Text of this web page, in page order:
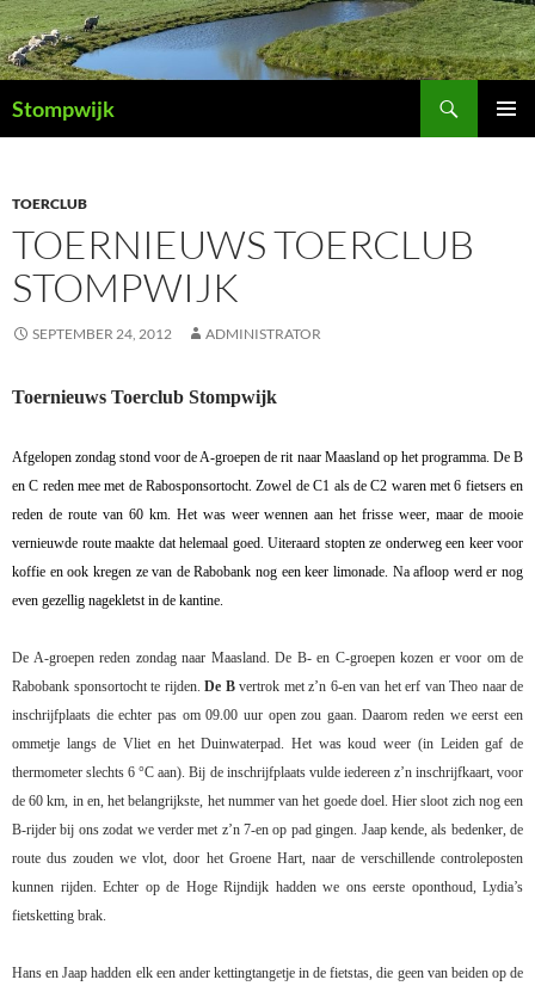
Ga
naar
de
inhoud
Stompwijk
TOERCLUB
TOERNIEUWS TOERCLUB
STOMPWIJK
SEPTEMBER 24, 2012 ADMINISTRATOR
Toernieuws Toerclub Stompwijk
Afgelopen zondag stond voor de A-groepen de rit naar Maasland op het programma. De B
en C reden mee met de Rabosponsortocht. Zowel de C1 als de C2 waren met 6 fietsers en
reden de route van 60 km. Het was weer wennen aan het frisse weer, maar de mooie
vernieuwde route maakte dat helemaal goed. Uiteraard stopten ze onderweg een keer voor
koffie en ook kregen ze van de Rabobank nog een keer limonade. Na afloop werd er nog
even gezellig nagekletst in de kantine.
De A-groepen reden zondag naar Maasland. De B- en C-groepen kozen er voor om de
Rabobank sponsortocht te rijden. De Bvertrok met z’n 6-en van het erf van Theo naar de
inschrijfplaats die echter pas om 09.00 uur open zou gaan. Daarom reden we eerst een
ommetje langs de Vliet en het Duinwaterpad. Het was koud weer (in Leiden gaf de
thermometer slechts 6 °C aan). Bij de inschrijfplaats vulde iedereen z’n inschrijfkaart, voor
de 60 km, in en, het belangrijkste, het nummer van het goede doel. Hier sloot zich nog een
B-rijder bij ons zodat we verder met z’n 7-en op pad gingen. Jaap kende, als bedenker, de
route dus zouden we vlot, door het Groene Hart, naar de verschillende controleposten
kunnen rijden. Echter op de Hoge Rijndijk hadden we ons eerste oponthoud, Lydia’s
fietsketting brak.
Hans en Jaap hadden elk een ander kettingtangetje in de fietstas, die geen van beiden op de